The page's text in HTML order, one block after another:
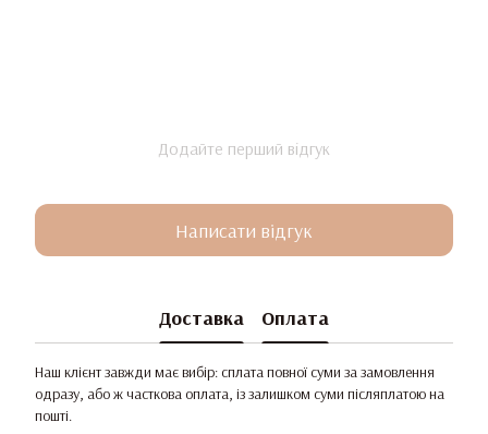
Додайте перший відгук
Написати відгук
Доставка Оплата
Наш клієнт завжди має вибір: сплата повної суми за замовлення
одразу, або ж часткова оплата, із залишком суми післяплатою на
пошті.